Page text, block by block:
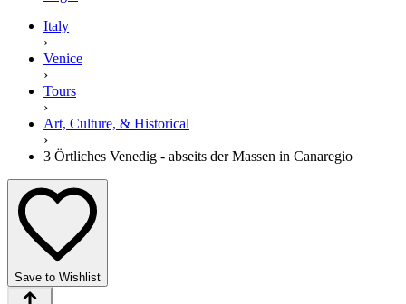
Italy
›
Venice
›
Tours
›
Art, Culture, & Historical
›
3 Örtliches Venedig - abseits der Massen in Canaregio
Save to Wishlist